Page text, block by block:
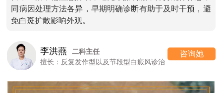
同病因处理方法各异，早期明确诊断有助于及时干预，避
免白斑扩散影响外观。
李洪燕
二科主任
擅长：反复发作型以及节段型白癜风诊治
咨询她